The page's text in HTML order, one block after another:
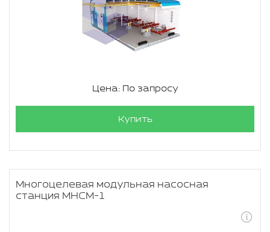
Цена: По запросу
Купить
Многоцелевая модульная насосная
станция МНСМ-1